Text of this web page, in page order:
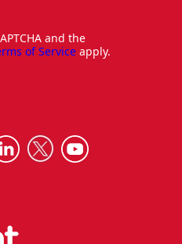
and the
of Service apply.